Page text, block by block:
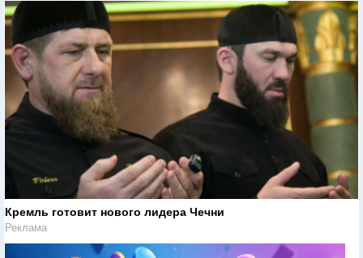
Кремль готовит нового лидера Чечни
Реклама